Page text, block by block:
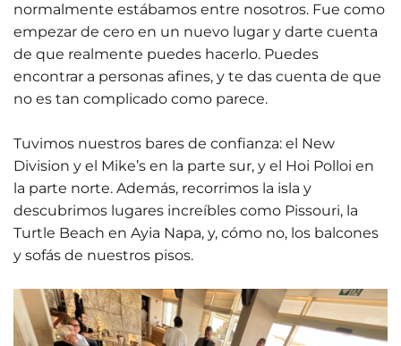
normalmente estábamos entre nosotros. Fue como
empezar de cero en un nuevo lugar y darte cuenta
de que realmente puedes hacerlo. Puedes
encontrar a personas afines, y te das cuenta de que
no es tan complicado como parece.
Tuvimos nuestros bares de confianza: el New
Division y el Mike’s en la parte sur, y el Hoi Polloi en
la parte norte. Además, recorrimos la isla y
descubrimos lugares increíbles como Pissouri, la
Turtle Beach en Ayia Napa, y, cómo no, los balcones
y sofás de nuestros pisos.